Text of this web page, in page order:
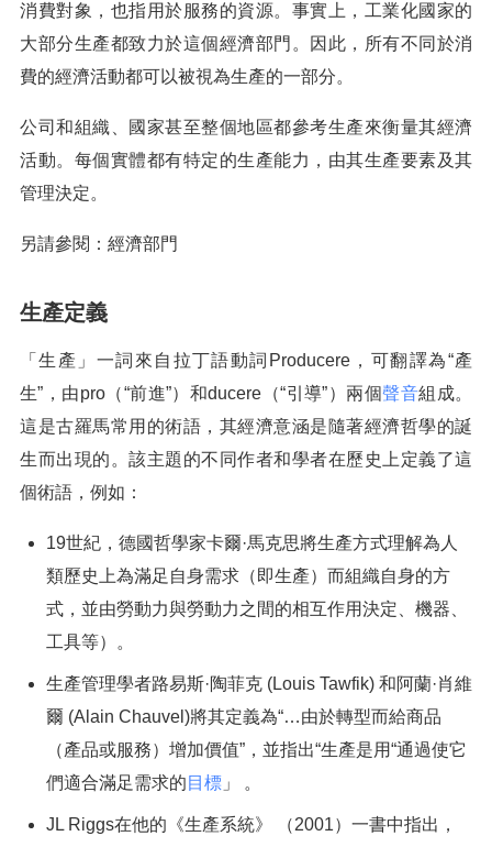
消費對象，也指用於服務的資源。事實上，工業化國家的
大部分生產都致力於這個經濟部門。因此，所有不同於消
費的經濟活動都可以被視為生產的一部分。
公司和組織、國家甚至整個地區都參考生產來衡量其經濟
活動。每個實體都有特定的生產能力，由其生產要素及其
管理決定。
另請參閱：經濟部門
生產定義
「生產」一詞來自拉丁語動詞Producere，可翻譯為“產
生”，由pro（“前進”）和ducere（“引導”）兩個聲音組成。
這是古羅馬常用的術語，其經濟意涵是隨著經濟哲學的誕
生而出現的。該主題的不同作者和學者在歷史上定義了這
個術語，例如：
19世紀，德國哲學家卡爾·馬克思將生產方式理解為人
類歷史上為滿足自身需求（即生產）而組織自身的方
式，並由勞動力與勞動力之間的相互作用決定、機器、
工具等）。
生產管理學者路易斯·陶菲克 (Louis Tawfik) 和阿蘭·肖維
爾 (Alain Chauvel)將其定義為“…由於轉型而給商品
（產品或服務）增加價值”，並指出“生產是用“通過使它
們適合滿足需求的 目標 」 。
JL Riggs在他的《生產系統》 （2001）一書中指出，